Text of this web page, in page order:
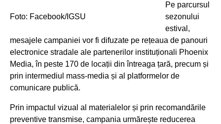
Foto: Facebook/IGSU
Pe parcursul
sezonului
estival,
mesajele campaniei vor fi difuzate pe rețeaua de panouri
electronice stradale ale partenerilor instituționali Phoenix
Media, în peste 170 de locații din întreaga țară, precum și
prin intermediul mass-media și al platformelor de
comunicare publică.
Prin impactul vizual al materialelor și prin recomandările
preventive transmise, campania urmărește reducerea